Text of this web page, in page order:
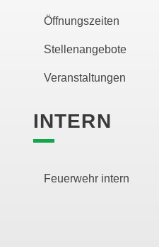
Öffnungszeiten
Stellenangebote
Veranstaltungen
INTERN
Feuerwehr intern